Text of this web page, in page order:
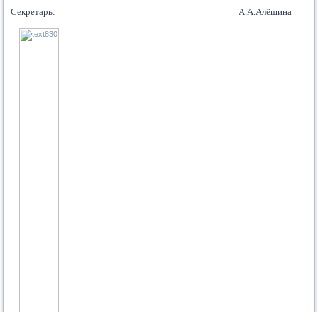
Секретарь: А.А.Алёшина